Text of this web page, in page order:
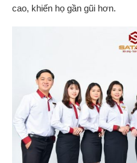
cao, khiến họ gần gũi hơn.